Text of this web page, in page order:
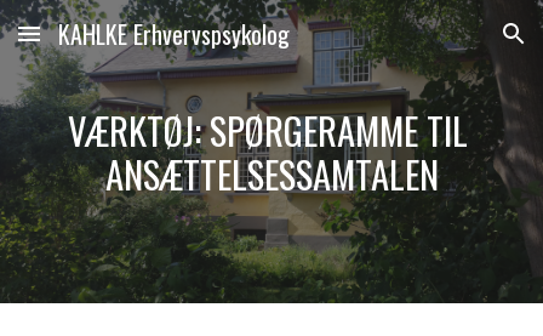
Skip to main content Skip to navigation
KAHLKE Erhvervspsykolog
VÆRKTØJ: SPØRGERAMME TIL
ANSÆTTELSESSAMTALEN